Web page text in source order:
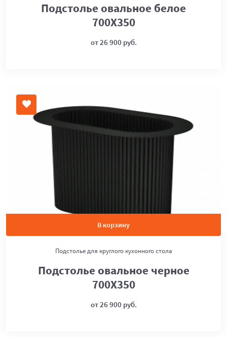
Подстолье овальное белое
700Х350
от 26 900 руб.
В корзину
Подстолье для круглого кухонного стола
Подстолье овальное черное
700Х350
от 26 900 руб.